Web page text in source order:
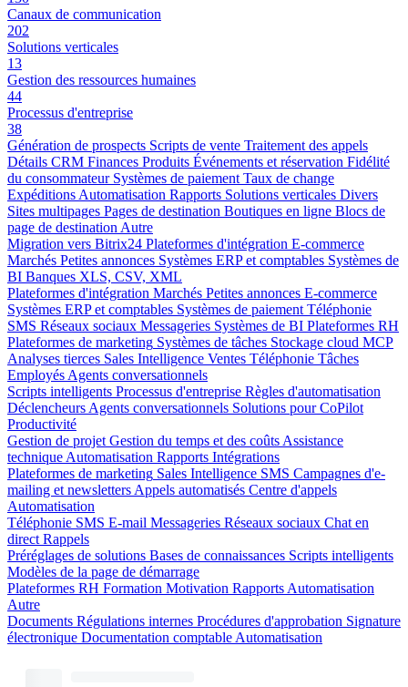
Canaux de communication
202
Solutions verticales
13
Gestion des ressources humaines
44
Processus d'entreprise
38
Génération de prospects Scripts de vente Traitement des appels
Détails CRM Finances Produits Événements et réservation Fidélité
du consommateur Systèmes de paiement Taux de change
Expéditions Automatisation Rapports Solutions verticales Divers
Sites multipages Pages de destination Boutiques en ligne Blocs de
page de destination Autre
Migration vers Bitrix24 Plateformes d'intégration E-commerce
Marchés Petites annonces Systèmes ERP et comptables Systèmes de
BI Banques XLS, CSV, XML
Plateformes d'intégration Marchés Petites annonces E-commerce
Systèmes ERP et comptables Systèmes de paiement Téléphonie
SMS Réseaux sociaux Messageries Systèmes de BI Plateformes RH
Plateformes de marketing Systèmes de tâches Stockage cloud MCP
Analyses tierces Sales Intelligence Ventes Téléphonie Tâches
Employés Agents conversationnels
Scripts intelligents Processus d'entreprise Règles d'automatisation
Déclencheurs Agents conversationnels Solutions pour CoPilot
Productivité
Gestion de projet Gestion du temps et des coûts Assistance
technique Automatisation Rapports Intégrations
Plateformes de marketing Sales Intelligence SMS Campagnes d'e-
mailing et newsletters Appels automatisés Centre d'appels
Automatisation
Téléphonie SMS E-mail Messageries Réseaux sociaux Chat en
direct Rappels
Préréglages de solutions Bases de connaissances Scripts intelligents
Modèles de la page de démarrage
Plateformes RH Formation Motivation Rapports Automatisation
Autre
Documents Régulations internes Procédures d'approbation Signature
électronique Documentation comptable Automatisation